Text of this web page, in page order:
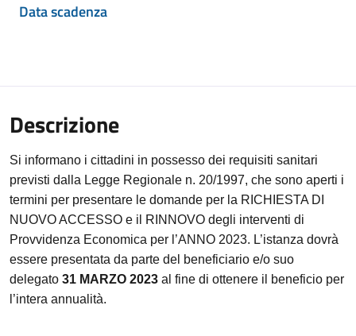
Data scadenza
Descrizione
Si informano i cittadini in possesso dei requisiti sanitari
previsti dalla Legge Regionale n. 20/1997, che sono aperti i
termini per presentare le domande per la RICHIESTA DI
NUOVO ACCESSO e il RINNOVO degli interventi di
Provvidenza Economica per l’ANNO 2023. L’istanza dovrà
essere presentata da parte del beneficiario e/o suo
delegato 31 MARZO 2023 al fine di ottenere il beneficio per
l’intera annualità.